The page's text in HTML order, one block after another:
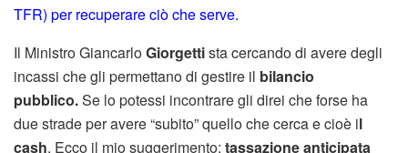
TFR) per recuperare ciò che serve.
Il Ministro GiancarloGiorgettista cercando di avere degli
incassi che gli permettano di gestire il bilancio
pubblico.Se lo potessi incontrare gli direi che forse ha
due strade per avere “subito” quello che cerca e cioè il
cash. Ecco il mio suggerimento: tassazione anticipata